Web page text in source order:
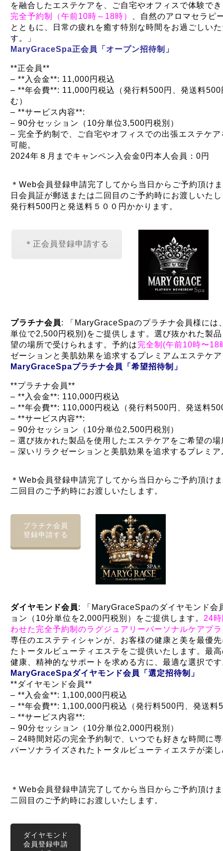
を融合したエステケアを、ご自宅やオフィスで体験で
完全予約制（午前10時～18時）
、自然のアロマセラピ
とともに、日常の疲れを癒す特別な時間をお過ごしい
す。」
MaryGraceSpa正会員「オープン招待制」
**正会員**
– **入会金**: 11,000円税込
– **年会費**: 11,000円税込（発行料500円、発送料500
む）
– **サービス内容**:
– 90分セッション（10分単位3,500円税別）
– 完全予約制で、ご自宅やオフィスでの出張エステケア
可能。
2024年８月までキャンペン入会金0円本人会員：0円
＊Web会員登録申請完了してから当日からご予約頂け
日会員証が郵送または二回目のご予約時にお渡しいた
発行料500円と発送料５００円かかります。
＊正会員登録申請する
プラチナ会員: 「MaryGraceSpaのプラチナ会員様には
単位で2,500円税別)をご提供します。選び抜かれた製
望の場所で受けられます。予約は完全制(午前10時〜18
ゼーションと美肌効果を追求するプレミアムエステケ
MaryGraceSpaプラチナ会員「希望招待制」
**プラチナ会員**
– **入会金**: 110,000円税込
– **年会費**: 110,000円税込（発行料500円、発送料
– **サービス内容**:
– 90分セッション（10分単位2,500円税別）
– 選び抜かれた製品を使用したエステケアをご希望の
– 深いリラクゼーションと美肌効果を追求するプレミ
＊Web会員登録申請完了してから当日からご予約頂け
二回目のご予約時にお渡しいたします。
プラチナ会員
登録申請する
ダイヤモンド会員: 「MaryGraceSpaのダイヤモンド会
ョン（10分単位を2,000円税別）をご提供します。 24
わせた完全予約制のラグジュアリーパーソナルケアプ
専任のエステティシャンが、お客様の健康と美を最優
たトータルビューティエステをご提供いたします。最
健康、精神的なサポートを求める方に、最適な選択で
MaryGraceSpaダイヤモンド会員「選定招待制」
**ダイヤモンド会員**
– **入会金**: 1,100,000円税込
– **年会費**: 1,100,000円税込（発行料500円、発送料
– **サービス内容**:
– 90分セッション（10分単位2,000円税別）
– 24時間対応の完全予約制で、いつでも好きな時間に
パーソナライズされたトータルビューティエステが楽
＊Web会員登録申請完了してから当日からご予約頂け
二回目のご予約時にお渡しいたします。
ダイヤモンド
会員登録申請